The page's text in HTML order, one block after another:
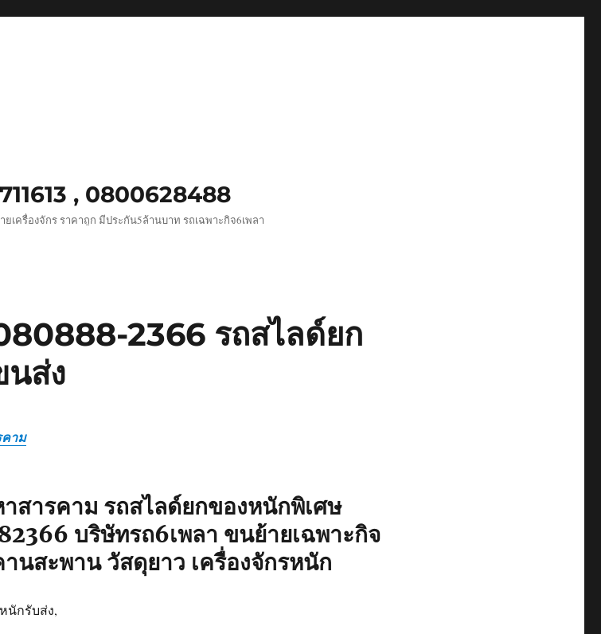
, 0800628488
เครื่องจักร ราคาถูก มีประกัน5ล้านบาท รถเฉพาะกิจ6เพลา
2366 รถสไลด์ยก
นส่ง
คาม
สารคาม รถสไลด์ยกของหนักพิเศษ
บริษัทรถ6เพลา ขนย้ายเฉพาะกิจ
นสะพาน วัสดุยาว เครื่องจักรหนัก
นักรับส่ง,